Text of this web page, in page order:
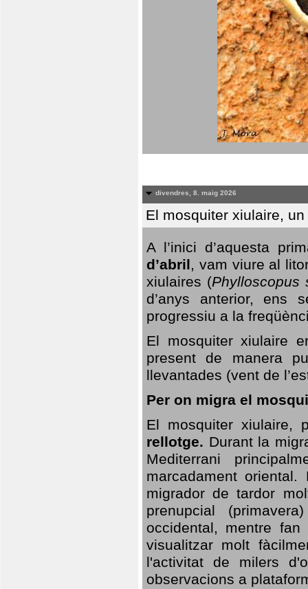
divendres, 8. maig 2026
El mosquiter xiulaire,
A l’inici d’aquesta
d’abril, vam viure al
xiulaires (Phylloscopus
d’anys anterior, ens
progressiu a la
El mosquiter xiulaire
present de manera
llevantades (vent de
Per on migra el
El mosquiter xiulaire,
rellotge. Durant la
Mediterrani
marcadament
migrador de tardor
prenupcial
occidental, mentre
visualitzar molt
l'activitat de milers
observacions a